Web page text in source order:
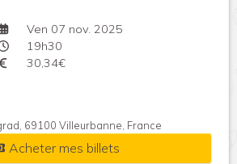
Ven 07 nov. 2025
19h30
30,34€
69100 Villeurbanne, France
Acheter mes billets